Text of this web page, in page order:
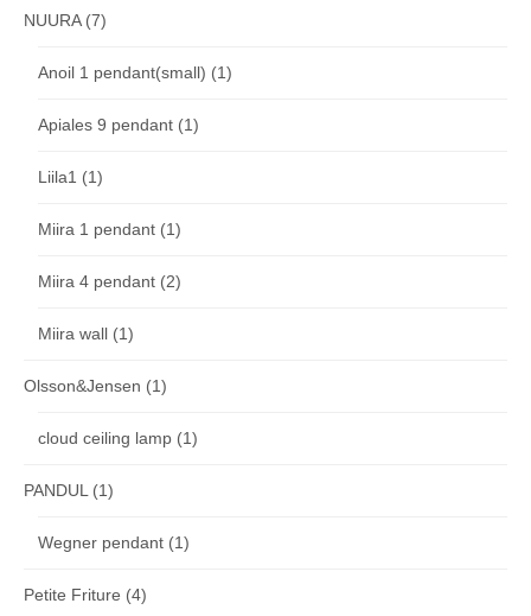
NUURA(7)
Anoil 1 pendant(small) (1)
Apiales 9 pendant (1)
Liila1 (1)
Miira 1 pendant (1)
Miira 4 pendant (2)
Miira wall (1)
Olsson&Jensen (1)
cloud ceiling lamp (1)
PANDUL(1)
Wegner pendant (1)
Petite Friture (4)